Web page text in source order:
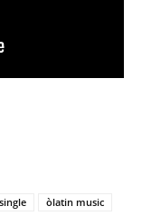
òlatin music